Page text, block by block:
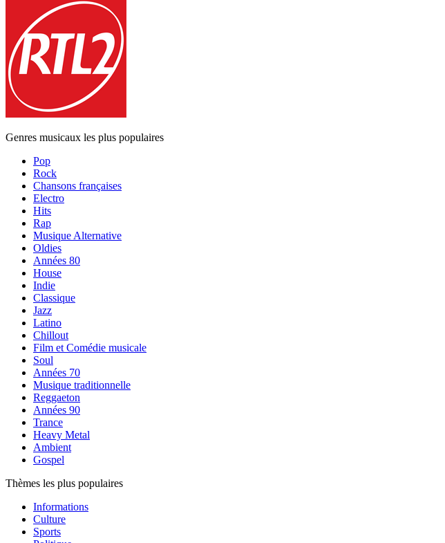
Genres musicaux les plus populaires
Pop
Rock
Chansons françaises
Electro
Hits
Rap
Musique Alternative
Oldies
Années 80
House
Indie
Classique
Jazz
Latino
Chillout
Film et Comédie musicale
Soul
Années 70
Musique traditionnelle
Reggaeton
Années 90
Trance
Heavy Metal
Ambient
Gospel
Thèmes les plus populaires
Informations
Culture
Sports